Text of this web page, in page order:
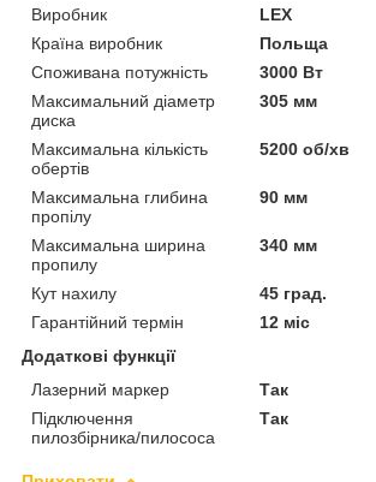
Виробник
LEX
Країна виробник
Польща
Споживана потужність
3000 Вт
Максимальний діаметр
диска
305 мм
Максимальна кількість
обертів
5200 об/хв
Максимальна глибина
пропілу
90 мм
Максимальна ширина
пропилу
340 мм
Кут нахилу
45 град.
Гарантійний термін
12 міс
Додаткові функції
Лазерний маркер
Так
Підключення
пилозбірника/пилососа
Так